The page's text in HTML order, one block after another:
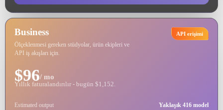
Business
Ölçeklenmesi gereken stüdyolar, ürün ekipleri ve
API iş akışları için.
API erişimi
$96/ mo
Yıllık faturalandırılır - bugün $1,152.
Estimated output Yaklaşık 416 model